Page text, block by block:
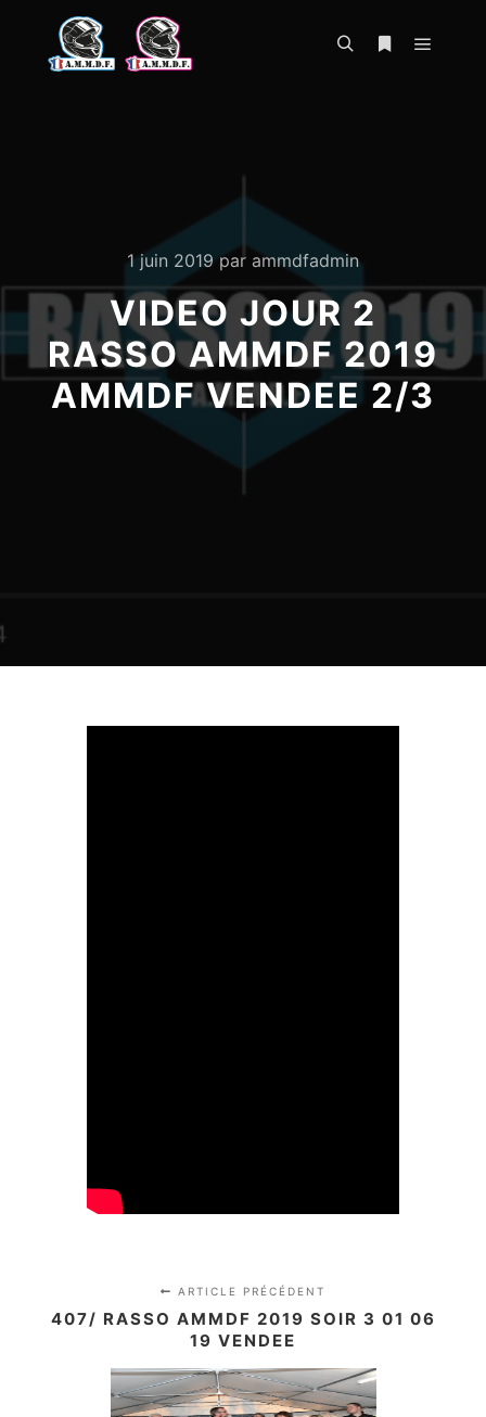
1 juin 2019par ammdfadmin
VIDEO JOUR 2
RASSO AMMDF 2019
AMMDF VENDEE 2/3
ARTICLE PRÉCÉDENT
407/ RASSO AMMDF 2019 SOIR 3 01 06
19 VENDEE